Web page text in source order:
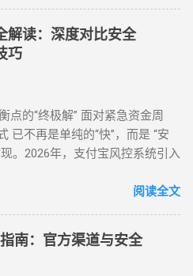
流方式：通过虚拟商品交易（占
22%） 二、微信分付套现操作
道：分付还款抵扣（合规但有限
还款→使用分付额度还款 限
的电商平台（如美团、苏宁易
（建议≤2000元/笔） 联系回收
家合作：扫码套现（需深度信
解读：深度对比安全
巧
点的“终极解” 面对紧急资金周
已不再是单纯的“快”，而是 “安
。2026年，支付宝风控系统引入
目前的最佳方式被定义为基于真
首选 抗风控权重最高 24H 实时
往往在“追求低费率”和“确保安
职业周转人的视角，为您全方位
阅读全文
南：官方渠道与安全